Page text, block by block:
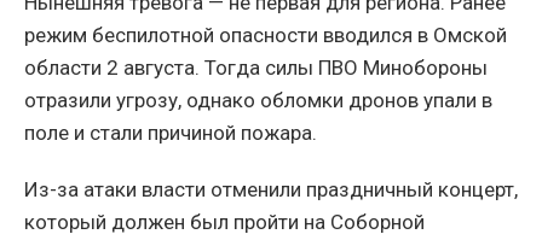
режим беспилотной опасности вводился в Омской
области 2 августа. Тогда силы ПВО Минобороны
отразили угрозу, однако обломки дронов упали в
поле и стали причиной пожара.
Из-за атаки власти отменили праздничный концерт,
который должен был пройти на Соборной